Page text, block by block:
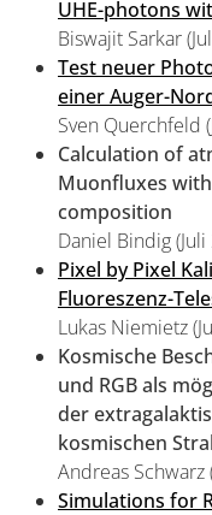
UHE-photons
Biswajit Sarkar
Test neuer
einer Auger-
Sven Querchfeld
Calculation of
Muonfluxes
composition
Daniel Bindig
Pixel by Pixel
Fluoreszenz-
Lukas Niemietz
Kosmische
und RGB als
der
kosmischen
Andreas Schwarz
Simulations for